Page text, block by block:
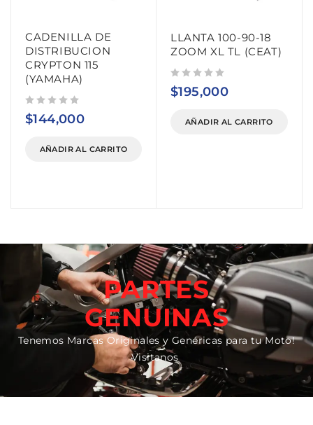
CADENILLA DE
DISTRIBUCION
CRYPTON 115
(YAMAHA)
$144,000
AÑADIR AL CARRITO
LLANTA 100-90-18
ZOOM XL TL (CEAT)
$195,000
AÑADIR AL CARRITO
PARTES
GENUINAS
Tenemos Marcas Originales y Genéricas para tu Moto!
Visitanos